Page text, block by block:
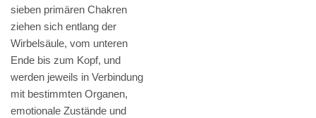
sieben primären Chakren
ziehen sich entlang der
Wirbelsäule, vom unteren
Ende bis zum Kopf, und
werden jeweils in Verbindung
mit bestimmten Organen,
emotionale Zustände und